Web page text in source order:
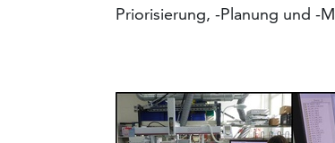
Priorisierung, -Planung und -